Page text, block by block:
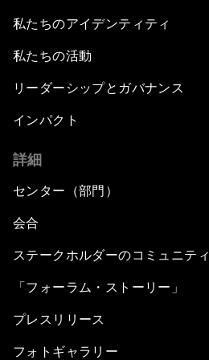
私たちのアイデンティティ
私たちの活動
リーダーシップとガバナンス
インパクト
詳細
センター（部門）
会合
ステークホルダーのコミュニティ
「フォーラム・ストーリー」
プレスリリース
フォトギャラリー